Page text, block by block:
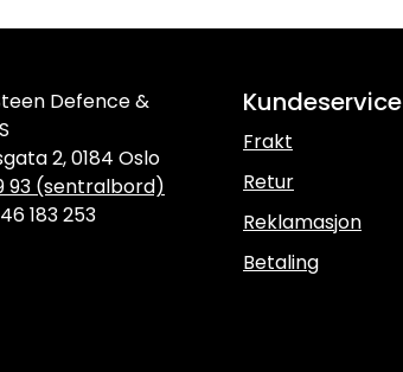
Defence &
2, 0184 Oslo
93 (sentralbord)
183 253
Kundeservice
Frakt
Retur
Reklamasjon
Betaling